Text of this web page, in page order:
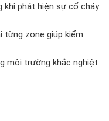
khi phát hiện sự cố cháy
từng zone giúp kiểm
môi trường khắc nghiệt